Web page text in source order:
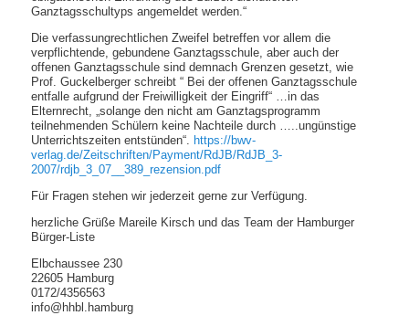
Ganztagsschultyps angemeldet werden.“
Die verfassungrechtlichen Zweifel betreffen vor allem die
verpflichtende, gebundene Ganztagsschule, aber auch der
offenen Ganztagsschule sind demnach Grenzen gesetzt, wie
Prof. Guckelberger schreibt “ Bei der offenen Ganztagsschule
entfalle aufgrund der Freiwilligkeit der Eingriff“ …in das
Elternrecht, „solange den nicht am Ganztagsprogramm
teilnehmenden Schülern keine Nachteile durch …..ungünstige
Unterrichtszeiten entstünden“. https://bwv-
verlag.de/Zeitschriften/Payment/RdJB/RdJB_3-
2007/rdjb_3_07__389_rezension.pdf
Für Fragen stehen wir jederzeit gerne zur Verfügung.
herzliche Grüße Mareile Kirsch und das Team der Hamburger
Bürger-Liste
Elbchaussee 230
22605 Hamburg
0172/4356563
info@hhbl.hamburg